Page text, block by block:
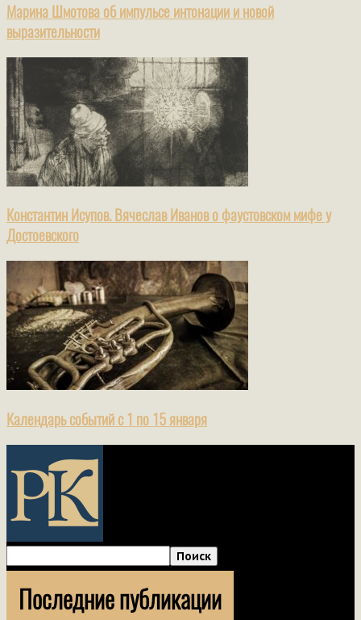
Марина Шмотова об импульсе интонации и новой
выразительности
Константин Исупов. Вячеслав Иванов о фаустовском мифе у
Достоевского
Календарь событий с 1 по 15 января
Последние публикации